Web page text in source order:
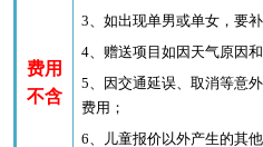
费用
不含
3、如出现单男或单女，要补
4、赠送项目如因天气原因
5、因交通延误、取消等意
费用；
6、儿童报价以外产生的其他